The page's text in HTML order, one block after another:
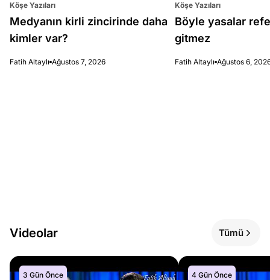
Köşe Yazıları
Medyanın kirli zincirinde daha
kimler var?
Fatih Altaylı Ağustos 7, 2026
Köşe Yazıları
Böyle yasalar
gitmez
Fatih Altaylı Ağustos 6,
Videolar Tümü
3 Gün Önce 4 Gün Önce